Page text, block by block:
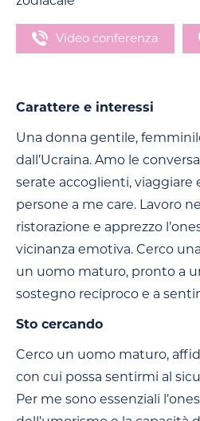
Video conferenza
Carattere e interessi
Una donna gentile,
dall’Ucraina. Amo le
serate accoglienti, viaggiare
persone a me care. Lavoro
ristorazione e apprezzo
vicinanza emotiva. Cerco
un uomo maturo, pronto a
sostegno reciproco e a
Sto cercando
Cerco un uomo maturo,
con cui possa sentirmi al
Per me sono essenziali